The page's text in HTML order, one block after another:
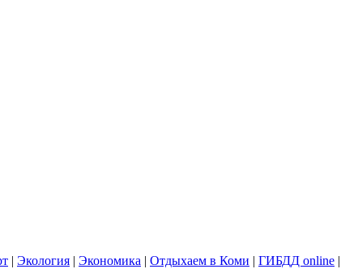
| Экология | Экономика | Отдыхаем в Коми | ГИБДД online |